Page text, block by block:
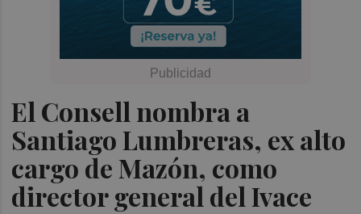
El Consell nombra a
Santiago Lumbreras, ex alto
cargo de Mazón, como
director general del Ivace